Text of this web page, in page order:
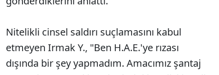
Nitelikli cinsel saldırı suçlamasını kabul
etmeyen Irmak Y., "Ben H.A.E.'ye rızası
dışında bir şey yapmadım. Amacımız şantaj